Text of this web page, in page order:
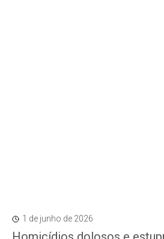
1 de junho de 2026